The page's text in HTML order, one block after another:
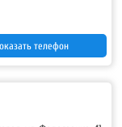
,+7-920-253-48-54
телефон